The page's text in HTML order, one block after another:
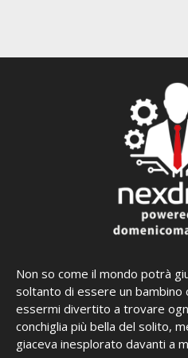
Non so come il mondo potrà
soltanto di essere un bambino
essermi divertito a trovare
conchiglia più bella del solito,
giaceva inesplorato davanti a